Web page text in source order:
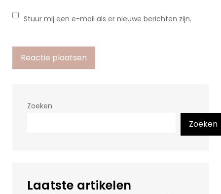
Stuur mij een e-mail als er nieuwe berichten zijn.
Zoeken
Zoeken
Laatste artikelen